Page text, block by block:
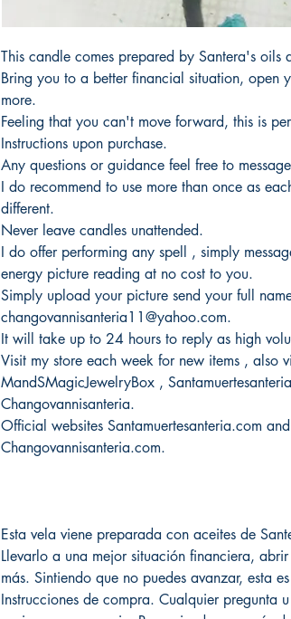
This candle comes prepared by Santera's oils
Bring you to a better financial situation, open
more.
Feeling that you can't move forward, this is
Instructions upon purchase.
Any questions or guidance feel free to
I do recommend to use more than once as
different.
Never leave candles unattended.
I do offer performing any spell , simply
energy picture reading at no cost to you.
Simply upload your picture send your full
changovannisanteria11@yahoo.com.
It will take up to 24 hours to reply as high
Visit my store each week for new items , also
MandSMagicJewelryBox ,
Changovannisanteria.
Official websites Santamuertesanteria.com and
Changovannisanteria.com.
Esta vela viene preparada con aceites de
Llevarlo a una mejor situación financiera,
más. Sintiendo que no puedes avanzar, esta
Instrucciones de compra. Cualquier pregunta